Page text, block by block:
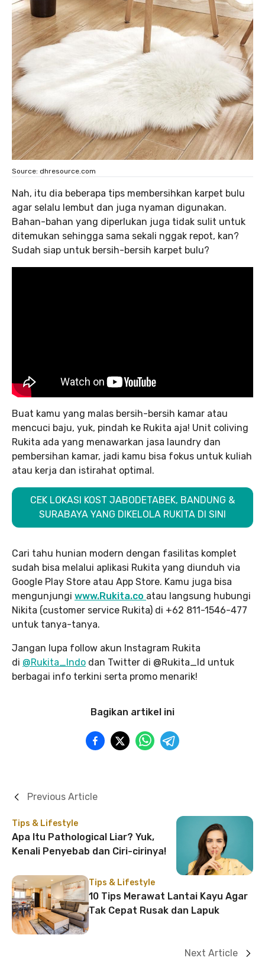
Source: dhresource.com
Nah, itu dia beberapa tips membersihkan karpet bulu
agar selalu lembut dan juga nyaman digunakan.
Bahan-bahan yang diperlukan juga tidak sulit untuk
ditemukan sehingga sama sekali nggak repot, kan?
Sudah siap untuk bersih-bersih karpet bulu?
Buat kamu yang malas bersih-bersih kamar atau
mencuci baju, yuk, pindah ke Rukita aja! Unit coliving
Rukita ada yang menawarkan jasa laundry dan
pembersihan kamar, jadi kamu bisa fokus untuk kuliah
atau kerja dan istirahat optimal.
CEK LOKASI KOST JABODETABEK, BANDUNG &
SURABAYA YANG DIKELOLA RUKITA DI SINI
Cari tahu hunian modern dengan fasilitas komplet
sudah bisa melalui aplikasi Rukita yang diunduh via
Google Play Store atau App Store. Kamu juga bisa
mengunjungi www.Rukita.co atau langsung hubungi
Nikita (customer service Rukita) di +62 811-1546-477
untuk tanya-tanya.
Jangan lupa follow akun Instagram Rukita
di @Rukita_Indo dan Twitter di @Rukita_Id untuk
berbagai info terkini serta promo menarik!
Bagikan artikel ini
Tips & Lifestyle
Apa Itu Pathological Liar? Yuk,
Kenali Penyebab dan Ciri-cirinya!
Previous Article
Tips & Lifestyle
10 Tips Merawat Lantai Kayu Agar
Tak Cepat Rusak dan Lapuk
Next Article